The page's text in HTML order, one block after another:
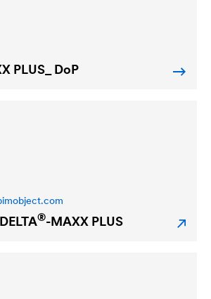
PLUS_ DoP
DELTA®-MAXX PLUS